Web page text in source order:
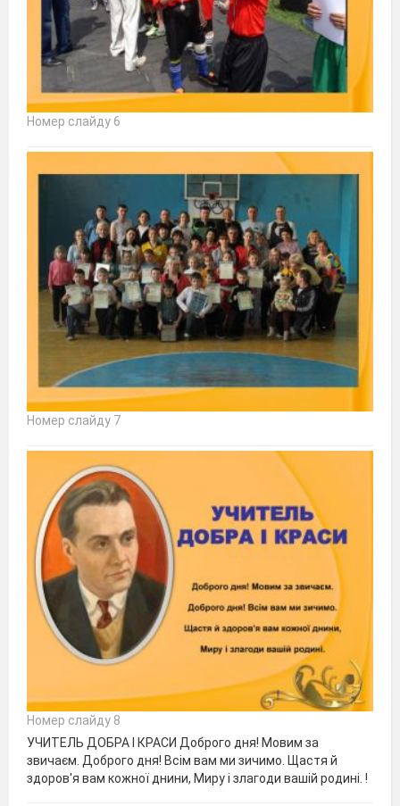
Номер слайду 6
Номер слайду 7
Номер слайду 8
УЧИТЕЛЬ ДОБРА І КРАСИ Доброго дня! Мовим за
звичаєм. Доброго дня! Всім вам ми зичимо. Щастя й
здоров'я вам кожної днини, Миру і злагоди вашій родині. !